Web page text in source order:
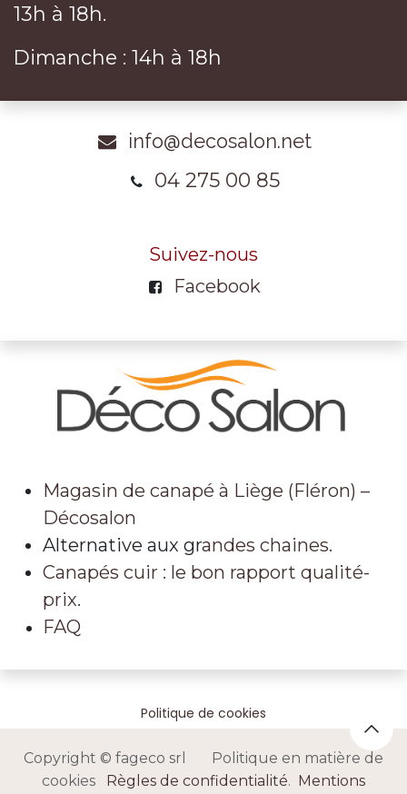
13h à 18h.
Dimanche : 14h à 18h
info@decosalon.net
04 275 00 85
Suivez-nous
Facebook
Magasin de canapé à Liège (Fléron) –
Décosalon
Alternative aux grandes chaines.
Canapés cuir : le bon rapport qualité-
prix.
FAQ
Politique de cookies
Copyright © fageco srl Politique en matière de
cookies Règles de confidentialité. Mentions